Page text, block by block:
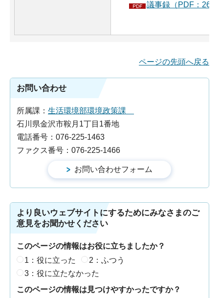
議事録（PDF：
ページの先頭へ戻る
お問い合わせ
所属課： 生活環境部環境政策課
石川県金沢市鞍月1丁目1番地
電話番号：076-225-1463
ファクス番号：076-225-1466
より良いウェブサイトにするためにみなさまのご
意見をお聞かせください
このページの情報はお役に立ちましたか？
1：役に立った
2：ふつう
3：役に立たなかった
このページの情報は見つけやすかったですか？